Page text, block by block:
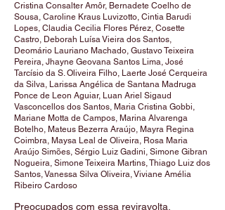
Cristina Consalter Amôr, Bernadete Coelho de
Sousa, Caroline Kraus Luvizotto, Cintia Barudi
Lopes, Claudia Cecilia Flores Pérez, Cosette
Castro, Deborah Luísa Vieira dos Santos,
Deomário Lauriano Machado, Gustavo Teixeira
Pereira, Jhayne Geovana Santos Lima, José
Tarcísio da S. Oliveira Filho, Laerte José Cerqueira
da Silva, Larissa Angélica de Santana Madruga
Ponce de Leon Aguiar, Luan Ariel Sigaud
Vasconcellos dos Santos, Maria Cristina Gobbi,
Mariane Motta de Campos, Marina Alvarenga
Botelho, Mateus Bezerra Araújo, Mayra Regina
Coimbra, Maysa Leal de Oliveira, Rosa Maria
Araújo Simões, Sérgio Luiz Gadini, Simone Gibran
Nogueira, Simone Teixeira Martins, Thiago Luiz dos
Santos, Vanessa Silva Oliveira, Viviane Amélia
Ribeiro Cardoso
Preocupados com essa reviravolta,